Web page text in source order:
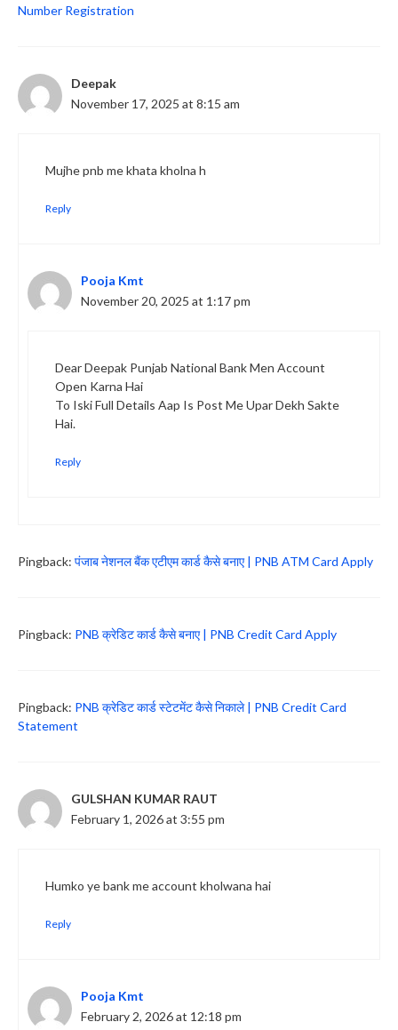
Number Registration
Deepak
November 17, 2025 at 8:15 am
Mujhe pnb me khata kholna h
Reply
Pooja Kmt
November 20, 2025 at 1:17 pm
Dear Deepak Punjab National Bank Men Account
Open Karna Hai
To Iski Full Details Aap Is Post Me Upar Dekh Sakte
Hai.
Reply
Pingback: पंजाब नेशनल बैंक एटीएम कार्ड कैसे बनाए | PNB ATM Card Apply
Pingback: PNB क्रेडिट कार्ड कैसे बनाए | PNB Credit Card Apply
Pingback: PNB क्रेडिट कार्ड स्टेटमेंट कैसे निकाले | PNB Credit Card
Statement
GULSHAN KUMAR RAUT
February 1, 2026 at 3:55 pm
Humko ye bank me account kholwana hai
Reply
Pooja Kmt
February 2, 2026 at 12:18 pm